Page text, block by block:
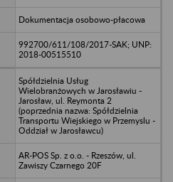
Dokumentacja osobowo-płacowa
992700/611/108/2017-SAK; UNP:
2018-00515510
Spółdzielnia Usług
Wielobranżowych w Jarosławiu -
Jarosław, ul. Reymonta 2
(poprzednia nazwa: Spółdzielnia
Transportu Wiejskiego w Przemyslu -
Oddział w Jarosławcu)
AR-POS Sp. z o.o. - Rzeszów, ul.
Zawiszy Czarnego 20F